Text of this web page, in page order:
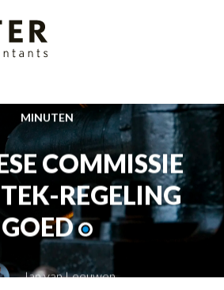
MINUTEN
COMMISSIE
REGELING
GOED
Jan van Leeuwen